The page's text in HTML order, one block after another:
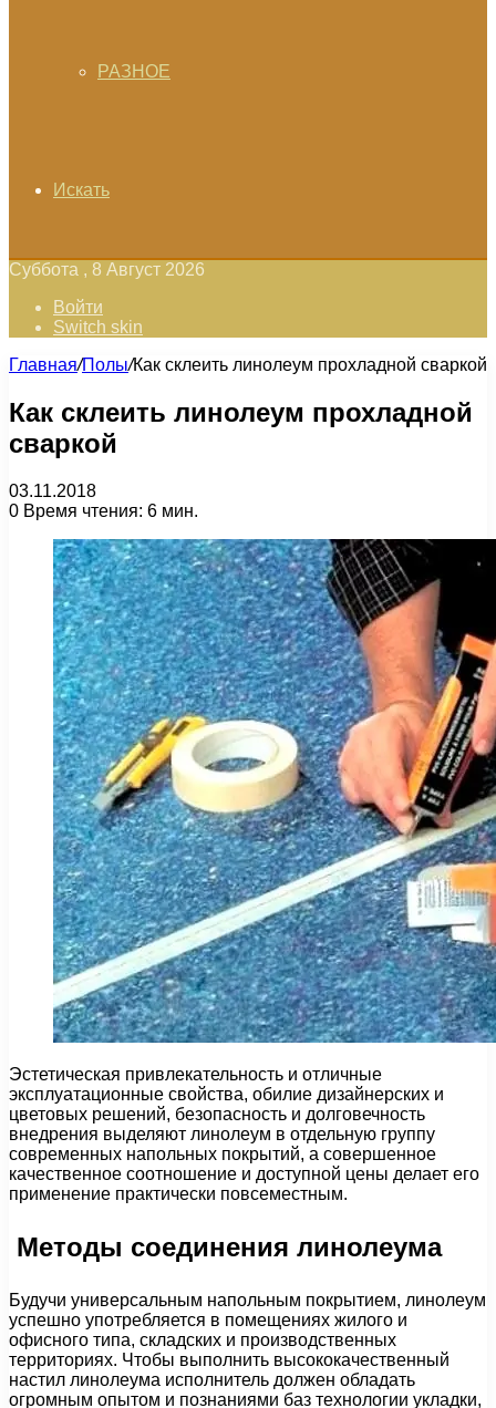
РАЗНОЕ
Искать
Суббота , 8 Август 2026
Войти
Switch skin
Главная/Полы/Как склеить линолеум прохладной сваркой
Как склеить линолеум прохладной
сваркой
03.11.2018
0 Время чтения: 6 мин.
Эстетическая привлекательность и отличные
эксплуатационные свойства, обилие дизайнерских и
цветовых решений, безопасность и долговечность
внедрения выделяют линолеум в отдельную группу
современных напольных покрытий, а совершенное
качественное соотношение и доступной цены делает его
применение практически повсеместным.
Методы соединения линолеума
Будучи универсальным напольным покрытием, линолеум
успешно употребляется в помещениях жилого и
офисного типа, складских и производственных
территориях. Чтобы выполнить высококачественный
настил линолеума исполнитель должен обладать
огромным опытом и познаниями баз технологии укладки,